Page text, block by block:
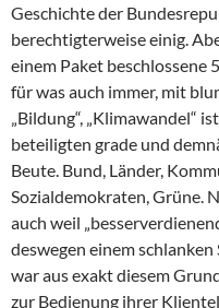
Geschichte der
berechtigterweise einig.
einem Paket beschlossene
für was auch immer, mit
„Bildung“, „Klimawandel“
beteiligten grade und
Beute. Bund, Länder,
Sozialdemokraten, Grüne.
auch weil
deswegen einem
war aus exakt diesem
zur Bedienung ihrer